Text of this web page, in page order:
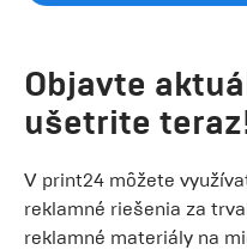
Objavte
ušetrite
V print24 môžete
reklamné riešenia za
reklamné materiály na